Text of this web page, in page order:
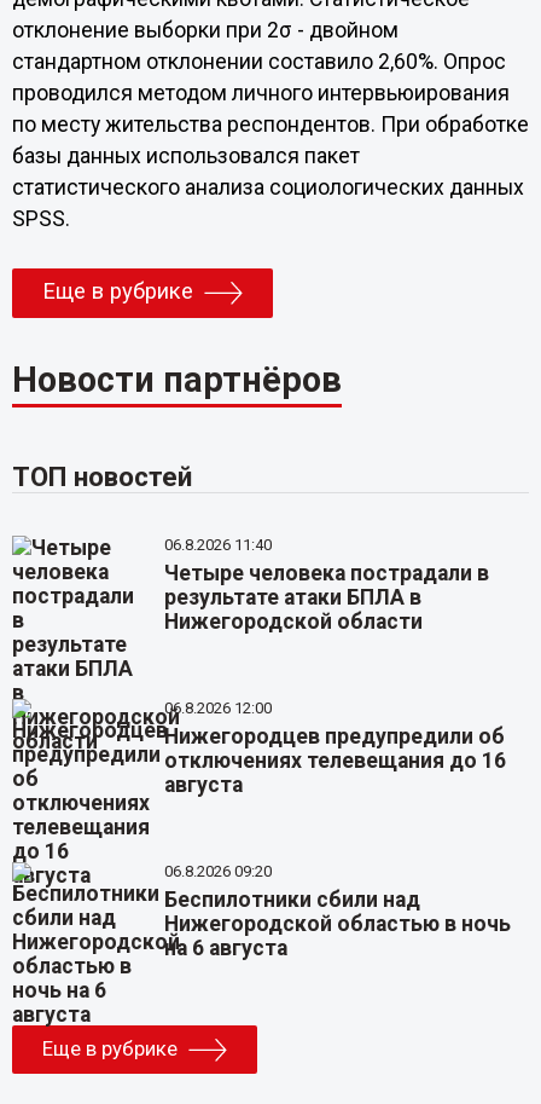
отклонение выборки при 2σ - двойном
стандартном отклонении составило 2,60%. Опрос
проводился методом личного интервьюирования
по месту жительства респондентов. При обработке
базы данных использовался пакет
статистического анализа социологических данных
SPSS.
Еще в рубрике
Новости партнёров
ТОП новостей
06.8.2026 11:40
Четыре человека пострадали в
результате атаки БПЛА в
Нижегородской области
06.8.2026 12:00
Нижегородцев предупредили об
отключениях телевещания до 16
августа
06.8.2026 09:20
Беспилотники сбили над
Нижегородской областью в ночь
на 6 августа
Еще в рубрике